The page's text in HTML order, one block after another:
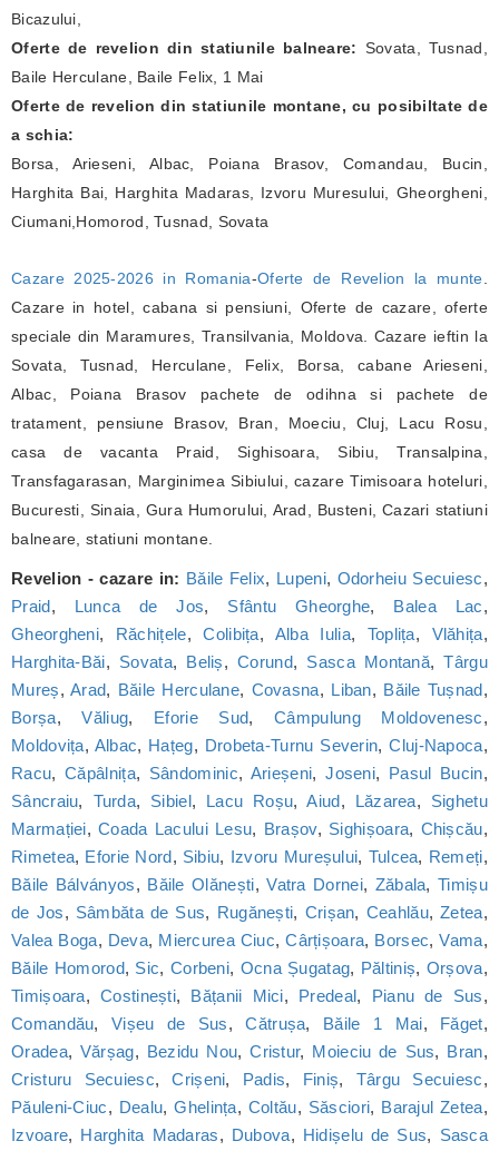
Bicazului,
Oferte de revelion din statiunile balneare: Sovata, Tusnad,
Baile Herculane, Baile Felix, 1 Mai
Oferte de revelion din statiunile montane, cu posibiltate de
a schia:
Borsa, Arieseni, Albac, Poiana Brasov, Comandau, Bucin,
Harghita Bai, Harghita Madaras, Izvoru Muresului, Gheorgheni,
Ciumani,Homorod, Tusnad, Sovata
Cazare 2025-2026 in Romania-Oferte de Revelion la munte
Cazare in hotel, cabana si pensiuni, Oferte de cazare, oferte
speciale din Maramures, Transilvania, Moldova. Cazare ieftin la
Sovata, Tusnad, Herculane, Felix, Borsa, cabane Arieseni,
Albac, Poiana Brasov pachete de odihna si pachete de
tratament, pensiune Brasov, Bran, Moeciu, Cluj, Lacu Rosu,
casa de vacanta Praid, Sighisoara, Sibiu, Transalpina,
Transfagarasan, Marginimea Sibiului, cazare Timisoara hoteluri,
Bucuresti, Sinaia, Gura Humorului, Arad, Busteni, Cazari statiuni
balneare, statiuni montane.
Revelion - cazare in: Băile Felix, Lupeni, Odorheiu Secuiesc,
Praid, Lunca de Jos, Sfântu Gheorghe, Balea Lac,
Gheorgheni, Răchițele,Colibița, Alba Iulia, Toplița, Vlăhița,
Harghita-Băi, Sovata, Beliș,Corund, Sasca Montană,Târgu
Mureș, Arad, Băile Herculane, Covasna, Liban, Băile Tușnad,
Borșa,Văliug, Eforie Sud,Câmpulung Moldovenesc,
Moldovița, Albac, Hațeg, Drobeta-Turnu Severin,Cluj-Napoca,
Racu,Căpâlnița, Sândominic, Arieșeni,Joseni, Pasul Bucin,
Sâncraiu, Turda, Sibiel, Lacu Roșu,Aiud, Lăzarea, Sighetu
Marmației,Coada Lacului Lesu, Brașov, Sighișoara, Chișcău,
Rimetea, Eforie Nord, Sibiu, Izvoru Mureșului, Tulcea, Remeți,
Băile Bálványos, Băile Olănești,Vatra Dornei, Zăbala,Timișu
de Jos, Sâmbăta de Sus, Rugănești, Crișan, Ceahlău,Zetea,
Valea Boga, Deva, Miercurea Ciuc,Cârțișoara, Borsec,Vama,
Băile Homorod, Sic, Corbeni, Ocna Șugatag, Păltiniș, Orșova,
Timișoara,Costinești, Bățanii Mici, Predeal, Pianu de Sus,
Comandău,Vișeu de Sus,Cătrușa, Băile 1 Mai, Făget,
Oradea, Vărșag, Bezidu Nou,Cristur, Moieciu de Sus, Bran,
Cristuru Secuiesc,Crișeni, Padis, Finiș, Târgu Secuiesc,
Păuleni-Ciuc, Dealu,Ghelința, Coltău, Săsciori, Barajul Zetea,
Izvoare, Harghita Madaras, Dubova, Hidișelu de Sus, Sasca